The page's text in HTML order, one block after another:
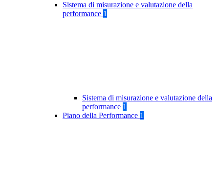
Sistema di misurazione e valutazione della
performance 1
Sistema di misurazione e valutazione della
performance 1
Piano della Performance 1